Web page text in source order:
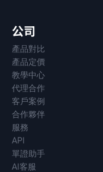
公司
產品對比
產品定價
教學中心
代理合作
客戶案例
合作夥伴
服務
API
單證助手
AI客服